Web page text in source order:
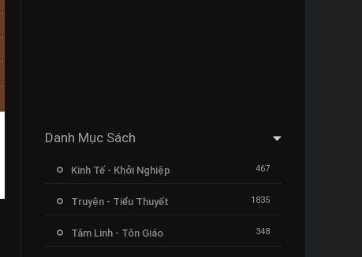
Danh Mục Sách
Kinh Tế - Khởi Nghiệp 467
Truyện - Tiểu Thuyết 1835
Tâm Linh - Tôn Giáo 348